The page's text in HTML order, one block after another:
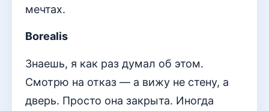
мечтах.
Borealis
Знаешь, я как раз думал об этом.
Смотрю на отказ — а вижу не стену, а
дверь. Просто она закрыта. Иногда